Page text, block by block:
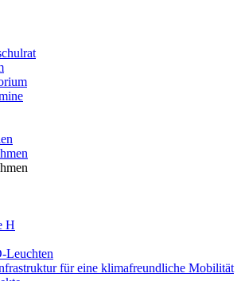
H
Leuchten
für eine klimafreundliche Mobilität